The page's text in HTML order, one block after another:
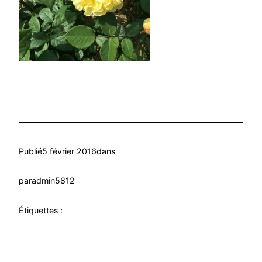
Publié5 février 2016dans
paradmin5812
Étiquettes :